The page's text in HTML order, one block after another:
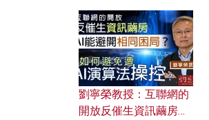
劉寧榮教授：互聯網的
開放反催生資訊繭房，